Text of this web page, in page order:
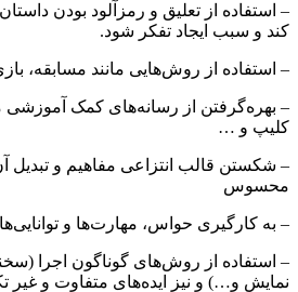
– استفاده از تعلیق و رمزآلود بودن
کند و سبب ایجاد تفکر شود.
– استفاده از روش‌هایی مانند مسابقه،
– بهره‌گرفتن از رسانه‌های کمک آموزشی
کلیپ و …
– شکستن قالب انتزاعی مفاهیم و تبدیل
محسوس
– به کارگیری حواس، مهارت‌ها و
– استفاده از روش‌های گوناگون اجرا
نمایش و…) و نیز ایده‌های متفاوت و